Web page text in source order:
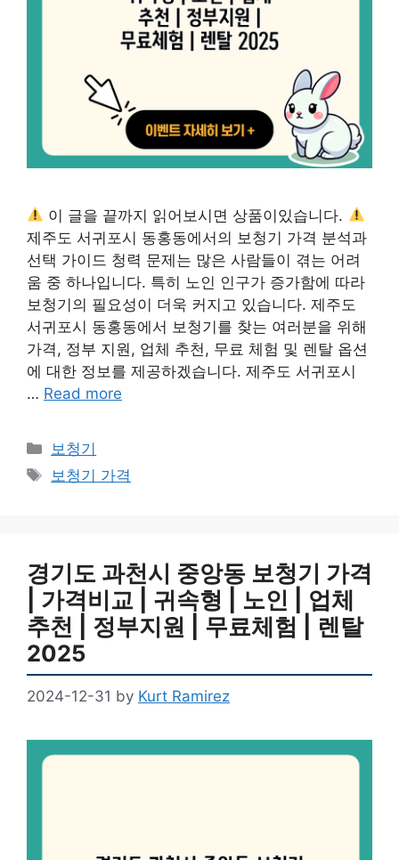
이 글을 끝까지 읽어보시면 상품이있습니다.
제주도 서귀포시 동홍동에서의 보청기 가격 분석과
선택 가이드 청력 문제는 많은 사람들이 겪는 어려
움 중 하나입니다. 특히 노인 인구가 증가함에 따라
보청기의 필요성이 더욱 커지고 있습니다. 제주도
서귀포시 동홍동에서 보청기를 찾는 여러분을 위해
가격, 정부 지원, 업체 추천, 무료 체험 및 렌탈 옵션
에 대한 정보를 제공하겠습니다. 제주도 서귀포시
… Read more
Categories
보청기
Tags
보청기 가격
경기도 과천시 중앙동 보청기 가격
| 가격비교 | 귀속형 | 노인 | 업체
추천 | 정부지원 | 무료체험 | 렌탈
2025
2024-12-31 by Kurt Ramirez